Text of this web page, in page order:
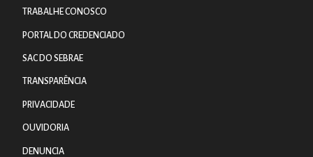
TRABALHE CONOSCO
PORTAL DO CREDENCIADO
SAC DO SEBRAE
TRANSPARÊNCIA
PRIVACIDADE
OUVIDORIA
DENUNCIA